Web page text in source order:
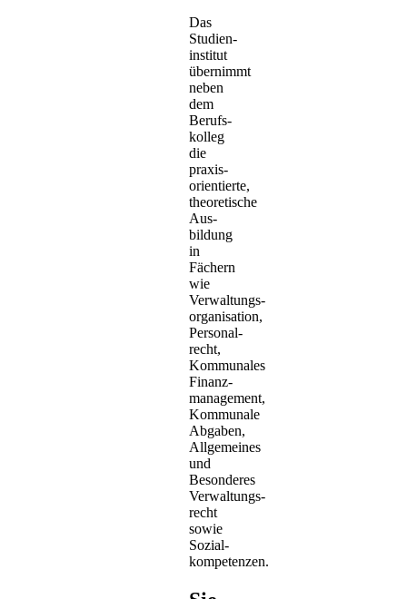
Das
Studien­
institut
übernimmt
neben
dem
Berufs­
kolleg
die
praxis­
orientierte,
theoretische
Aus­
bildung
in
Fächern
wie
Verwaltungs­
organisation,
Personal­
recht,
Kommunales
Finanz­
management,
Kommunale
Abgaben,
Allgemeines
und
Besonderes
Verwaltungs­
recht
sowie
Sozial­
kompetenzen.